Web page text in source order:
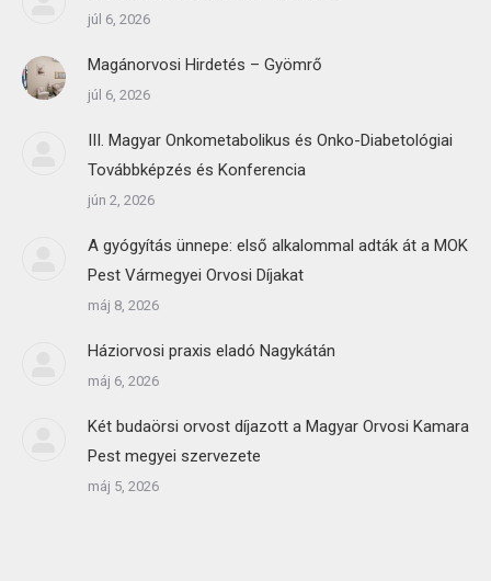
júl 6, 2026
Magánorvosi Hirdetés – Gyömrő
júl 6, 2026
III. Magyar Onkometabolikus és Onko-Diabetológiai
Továbbképzés és Konferencia
jún 2, 2026
A gyógyítás ünnepe: első alkalommal adták át a MOK
Pest Vármegyei Orvosi Díjakat
máj 8, 2026
Háziorvosi praxis eladó Nagykátán
máj 6, 2026
Két budaörsi orvost díjazott a Magyar Orvosi Kamara
Pest megyei szervezete
máj 5, 2026